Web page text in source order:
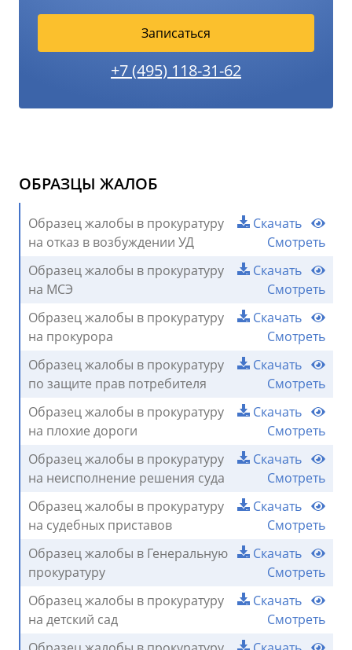
Записаться
+7 (495) 118-31-62
ОБРАЗЦЫ ЖАЛОБ
Образец жалобы в прокуратуру
на отказ в возбуждении УД
Скачать
Смотреть
Образец жалобы в прокуратуру
на МСЭ
Скачать
Смотреть
Образец жалобы в прокуратуру
на прокурора
Скачать
Смотреть
Образец жалобы в прокуратуру
по защите прав потребителя
Скачать
Смотреть
Образец жалобы в прокуратуру
на плохие дороги
Скачать
Смотреть
Образец жалобы в прокуратуру
на неисполнение решения суда
Скачать
Смотреть
Образец жалобы в прокуратуру
на судебных приставов
Скачать
Смотреть
Образец жалобы в Генеральную
прокуратуру
Скачать
Смотреть
Образец жалобы в прокуратуру
на детский сад
Скачать
Смотреть